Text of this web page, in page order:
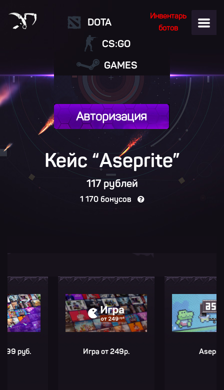
Инвентарь
ботов
DOTA
CS:GO
GAMES
Авторизация
Кейс “Aseprite”
117 рублей
1 170 бонусов
Игра от 249р. Aseprite